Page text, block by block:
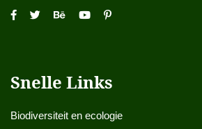
Snelle Links
Biodiversiteit en ecologie